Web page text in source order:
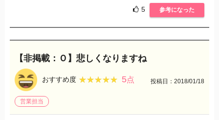
5 参考になった
【非掲載：Ｏ】悲しくなりますね
おすすめ度 ★★★★★
★★★★★ 5点 投稿日：2018/01/18
営業担当